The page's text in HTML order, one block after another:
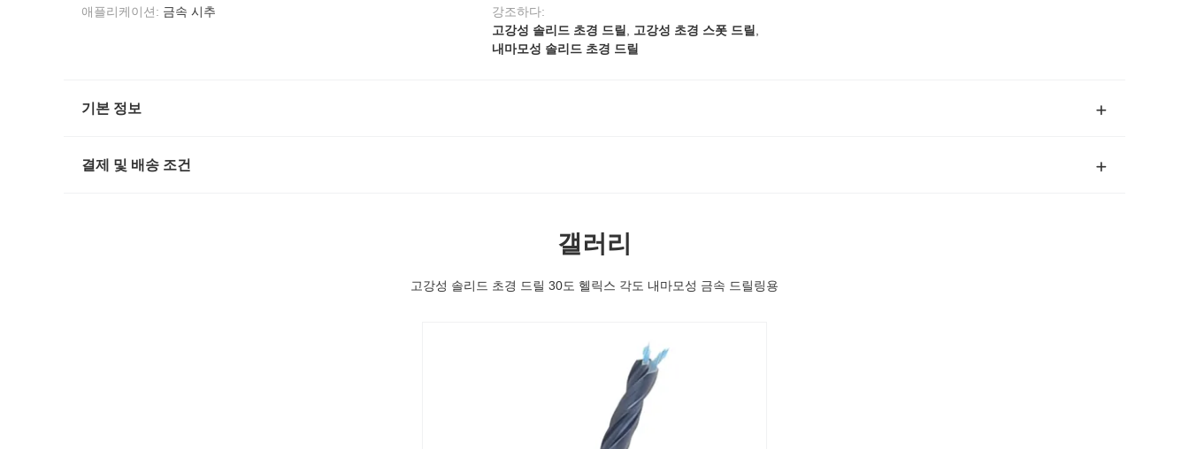
애플리케이션: 금속 시추
강조하다:
고강성 솔리드 초경 드릴
고강성 초경 스폿 드릴
내마모성 솔리드 초경 드릴
기본 정보
결제 및 배송 조건
갤러리
고강성 솔리드 초경 드릴 30도 헬릭스 각도 내마모성 금속 드릴링용